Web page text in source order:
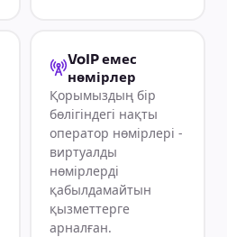
VoIP емес
нөмірлер
Қорымыздың бір
бөлігіндегі нақты
оператор нөмірлері -
виртуалды
нөмірлерді
қабылдамайтын
қызметтерге
арналған.